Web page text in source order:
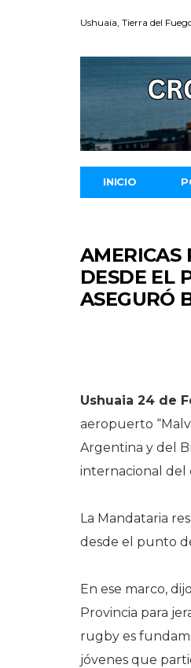
Ushuaia, Tierra del
INICIO
AMERICAS
DESDE EL
ASEGURÓ
Ushuaia 24 de
aeropuerto
Argentina y del
internacional del
La Mandataria
desde el punto
En ese marco,
Provincia para
rugby es
jóvenes que